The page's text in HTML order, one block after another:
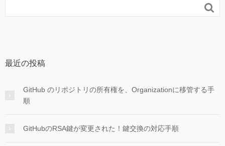

最近の投稿
GitHub のリポジトリの所有権を、Organizationに移管する手
順
GitHubのRSA鍵が変更された！鍵交換の対応手順